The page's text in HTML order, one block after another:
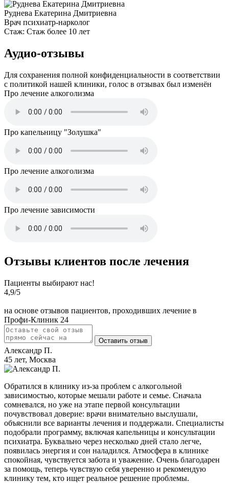
Руднева Екатерина Дмитриевна
Врач психиатр-нарколог
Стаж: Стаж более 10 лет
Аудио-отзывы
Для сохранения полной конфиденциальности в соответствии
с политикой нашей клиники, голос в отзывах был изменён
Про лечение алкоголизма
Про капельницу "Золушка"
Про лечение алкоголизма
Про лечение зависимости
Отзывы клиентов после лечения
Пациенты выбирают нас!
4,9/5
на основе отзывов пациентов, проходивших лечение в
Профи-Клиник 24
Оставить отзыв
Александр П.
45 лет, Москва
Обратился в клинику из-за проблем с алкогольной
зависимостью, которые мешали работе и семье. Сначала
сомневался, но уже на этапе первой консультации
почувствовал доверие: врачи внимательно выслушали,
объяснили все варианты лечения и поддержали. Специалисты
подобрали программу, включая капельницы и консультации
психиатра. Буквально через несколько дней стало легче,
появилась энергия и сон наладился. Атмосфера в клинике
спокойная, чувствуется забота и уважение. Очень благодарен
за помощь, теперь чувствую себя уверенно и рекомендую
клинику тем, кто ищет реальное решение проблемы.